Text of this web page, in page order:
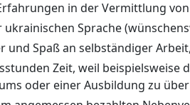
in der Vermittlung
ukrainischen Sprache
und Spaß an selbständiger
Zeit, weil beispielsweise
oder einer Ausbildung zu